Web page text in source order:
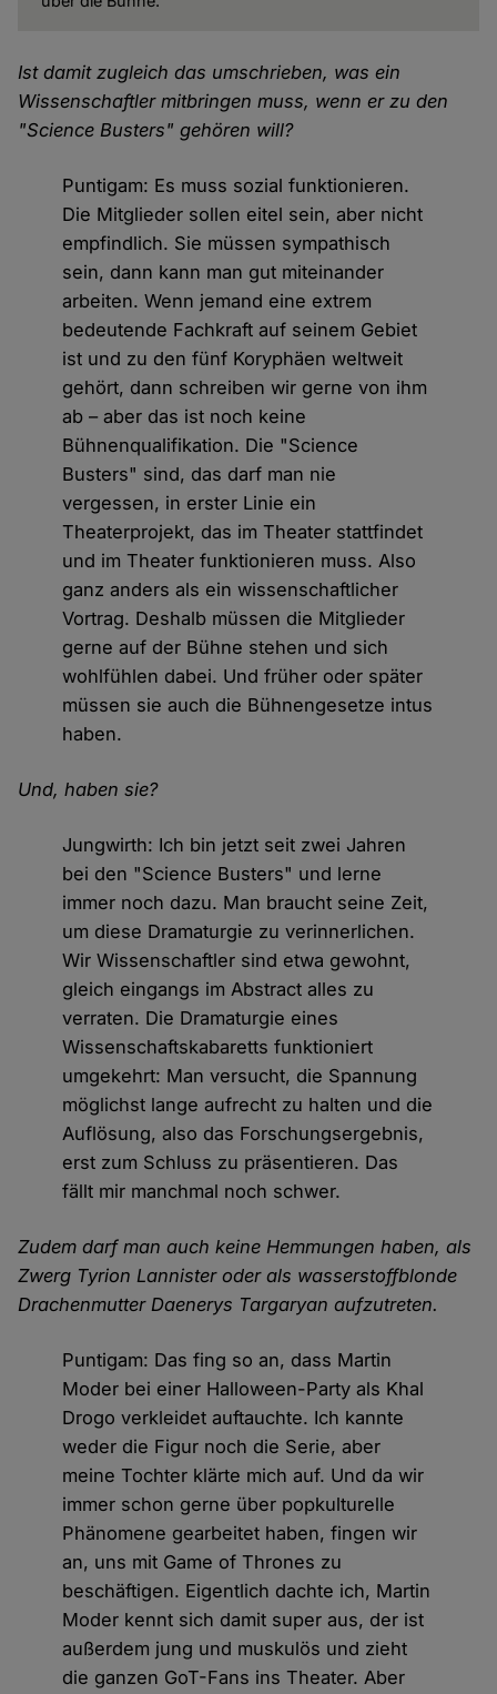
Ist damit zugleich das umschrieben, was ein
Wissenschaftler mitbringen muss, wenn er zu den
"Science Busters" gehören will?
Puntigam: Es muss sozial funktionieren.
Die Mitglieder sollen eitel sein, aber nicht
empfindlich. Sie müssen sympathisch
sein, dann kann man gut miteinander
arbeiten. Wenn jemand eine extrem
bedeutende Fachkraft auf seinem Gebiet
ist und zu den fünf Koryphäen weltweit
gehört, dann schreiben wir gerne von ihm
ab – aber das ist noch keine
Bühnenqualifikation. Die "Science
Busters" sind, das darf man nie
vergessen, in erster Linie ein
Theaterprojekt, das im Theater stattfindet
und im Theater funktionieren muss. Also
ganz anders als ein wissenschaftlicher
Vortrag. Deshalb müssen die Mitglieder
gerne auf der Bühne stehen und sich
wohlfühlen dabei. Und früher oder später
müssen sie auch die Bühnengesetze intus
haben.
Und, haben sie?
Jungwirth: Ich bin jetzt seit zwei Jahren
bei den "Science Busters" und lerne
immer noch dazu. Man braucht seine Zeit,
um diese Dramaturgie zu verinnerlichen.
Wir Wissenschaftler sind etwa gewohnt,
gleich eingangs im Abstract alles zu
verraten. Die Dramaturgie eines
Wissenschaftskabaretts funktioniert
umgekehrt: Man versucht, die Spannung
möglichst lange aufrecht zu halten und die
Auflösung, also das Forschungsergebnis,
erst zum Schluss zu präsentieren. Das
fällt mir manchmal noch schwer.
Zudem darf man auch keine Hemmungen haben, als
Zwerg Tyrion Lannister oder als wasserstoffblonde
Drachenmutter Daenerys Targaryan aufzutreten.
Puntigam: Das fing so an, dass Martin
Moder bei einer Halloween-Party als Khal
Drogo verkleidet auftauchte. Ich kannte
weder die Figur noch die Serie, aber
meine Tochter klärte mich auf. Und da wir
immer schon gerne über popkulturelle
Phänomene gearbeitet haben, fingen wir
an, uns mit Game of Thrones zu
beschäftigen. Eigentlich dachte ich, Martin
Moder kennt sich damit super aus, der ist
außerdem jung und muskulös und zieht
die ganzen GoT-Fans ins Theater. Aber